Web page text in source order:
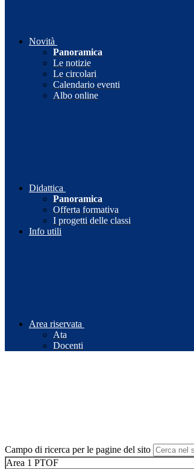
Novità
Panoramica
Le notizie
Le circolari
Calendario eventi
Albo online
Didattica
Panoramica
Offerta formativa
I progetti delle classi
Info utili
Area riservata
Ata
Docenti
Campo di ricerca per le pagine del sito
Area 1 PTOF